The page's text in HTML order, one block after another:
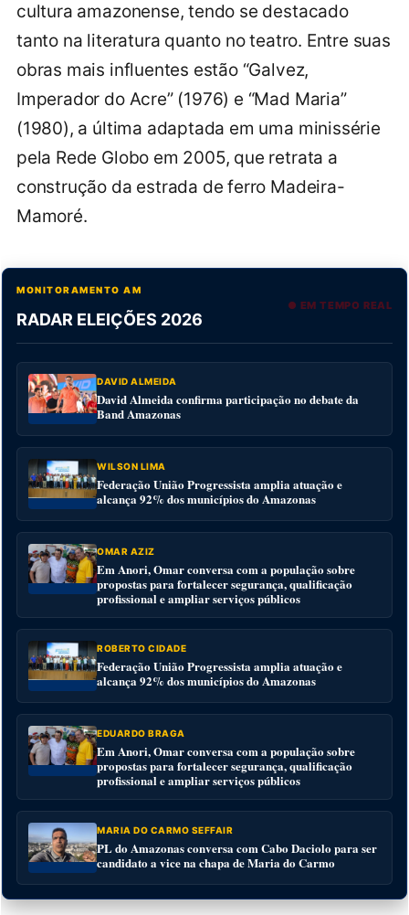
cultura amazonense, tendo se destacado
tanto na literatura quanto no teatro. Entre suas
obras mais influentes estão “Galvez,
Imperador do Acre” (1976) e “Mad Maria”
(1980), a última adaptada em uma minissérie
pela Rede Globo em 2005, que retrata a
construção da estrada de ferro Madeira-
Mamoré.
MONITORAMENTO AM
RADAR ELEIÇÕES 2026
● EM TEMPO REAL
DAVID ALMEIDA
David Almeida confirma participação no debate da
Band Amazonas
WILSON LIMA
Federação União Progressista amplia atuação e
alcança 92% dos municípios do Amazonas
OMAR AZIZ
Em Anori, Omar conversa com a população sobre
propostas para fortalecer segurança, qualificação
profissional e ampliar serviços públicos
ROBERTO CIDADE
Federação União Progressista amplia atuação e
alcança 92% dos municípios do Amazonas
EDUARDO BRAGA
Em Anori, Omar conversa com a população sobre
propostas para fortalecer segurança, qualificação
profissional e ampliar serviços públicos
MARIA DO CARMO SEFFAIR
PL do Amazonas conversa com Cabo Daciolo para ser
candidato a vice na chapa de Maria do Carmo